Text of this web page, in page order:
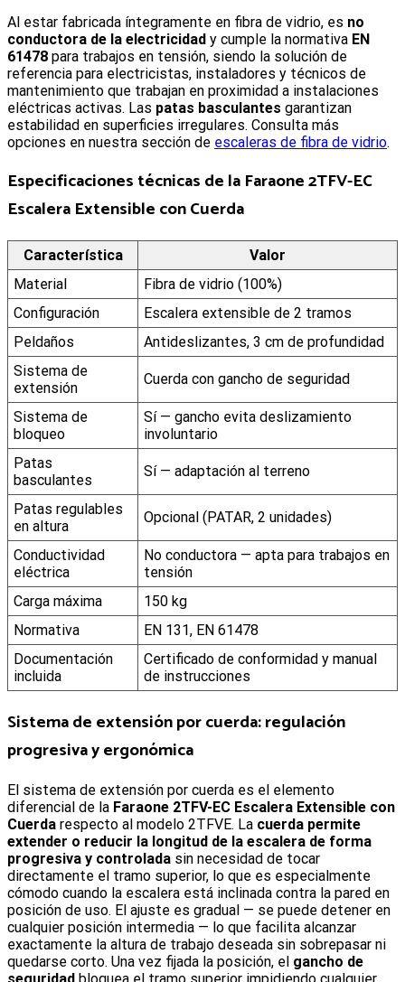
Al estar fabricada íntegramente en fibra de vidrio, es no
conductora de la electricidad y cumple la normativa EN
61478 para trabajos en tensión, siendo la solución de
referencia para electricistas, instaladores y técnicos de
mantenimiento que trabajan en proximidad a instalaciones
eléctricas activas. Las patas basculantes garantizan
estabilidad en superficies irregulares. Consulta más
opciones en nuestra sección de escaleras de fibra de vidrio.
Especificaciones técnicas de la Faraone 2TFV-EC
Escalera Extensible con Cuerda
Característica
Valor
Material
Fibra de vidrio (100%)
Configuración
Escalera extensible de 2 tramos
Peldaños
Antideslizantes, 3 cm de profundidad
Sistema de
extensión
Cuerda con gancho de seguridad
Sistema de
bloqueo
Sí — gancho evita deslizamiento
involuntario
Patas
basculantes
Sí — adaptación al terreno
Patas regulables
en altura
Opcional (PATAR, 2 unidades)
Conductividad
eléctrica
No conductora — apta para trabajos en
tensión
Carga máxima
150 kg
Normativa
EN 131, EN 61478
Documentación
incluida
Certificado de conformidad y manual
de instrucciones
Sistema de extensión por cuerda: regulación
progresiva y ergonómica
El sistema de extensión por cuerda es el elemento
diferencial de la Faraone 2TFV-EC Escalera Extensible con
Cuerda respecto al modelo 2TFVE. La cuerda permite
extender o reducir la longitud de la escalera de forma
progresiva y controlada sin necesidad de tocar
directamente el tramo superior, lo que es especialmente
cómodo cuando la escalera está inclinada contra la pared en
posición de uso. El ajuste es gradual — se puede detener en
cualquier posición intermedia — lo que facilita alcanzar
exactamente la altura de trabajo deseada sin sobrepasar ni
quedarse corto. Una vez fijada la posición, el gancho de
seguridad bloquea el tramo superior impidiendo cualquier